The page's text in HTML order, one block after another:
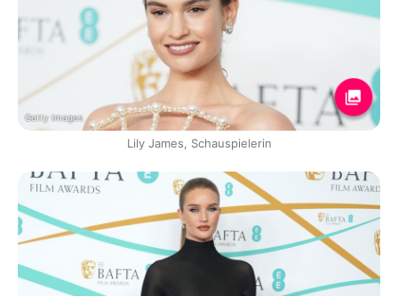
Getty Images
Lily James, Schauspielerin